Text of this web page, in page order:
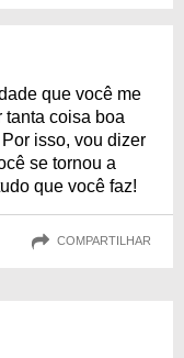
que você me
tanta coisa boa
isso, vou dizer
se tornou a
que você faz!
COMPARTILHAR